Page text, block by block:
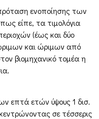
ενοποίησης των
είπε, τα τιμολόγια
(έως και δύο
και ώριμων από
βιομηχανικό τομέα η
επτά ετών ύψους 1 δισ.
σε τέσσερις